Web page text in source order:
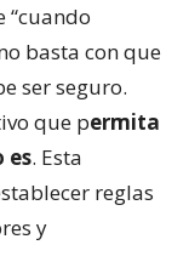
“cuando
basta con que
ser seguro.
que permita
es. Esta
reglas
y